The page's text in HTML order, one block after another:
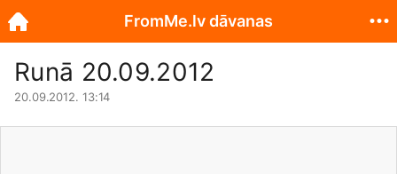
Runā 20.09.2012
20.09.2012. 13:14
FromMe.lv dāvanas